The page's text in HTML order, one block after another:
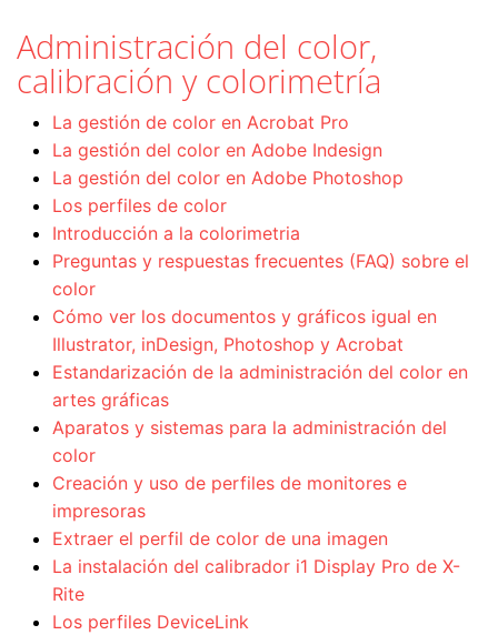
Administración del color,
calibración y colorimetría
La gestión de color en Acrobat Pro
La gestión del color en Adobe Indesign
La gestión del color en Adobe Photoshop
Los perfiles de color
Introducción a la colorimetria
Preguntas y respuestas frecuentes (FAQ) sobre el
color
Cómo ver los documentos y gráficos igual en
Illustrator, inDesign, Photoshop y Acrobat
Estandarización de la administración del color en
artes gráficas
Aparatos y sistemas para la administración del
color
Creación y uso de perfiles de monitores e
impresoras
Extraer el perfil de color de una imagen
La instalación del calibrador i1 Display Pro de X-
Rite
Los perfiles DeviceLink